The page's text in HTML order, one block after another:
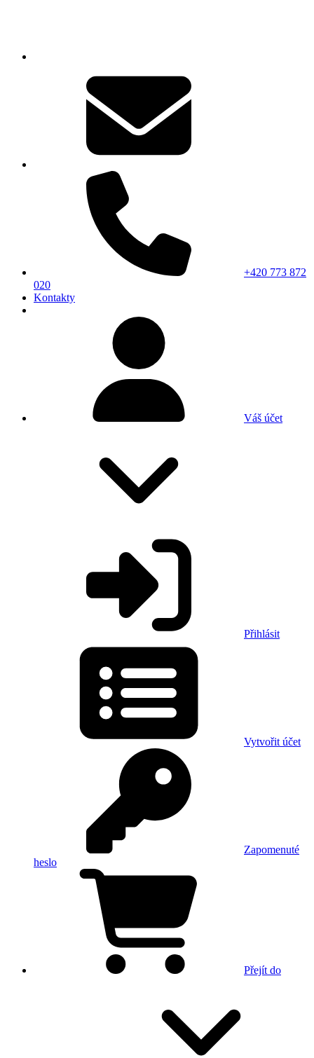
+420 773 872
020
Kontakty
Váš účet
Přihlásit
Vytvořit účet
Zapomenuté
heslo
Přejít do